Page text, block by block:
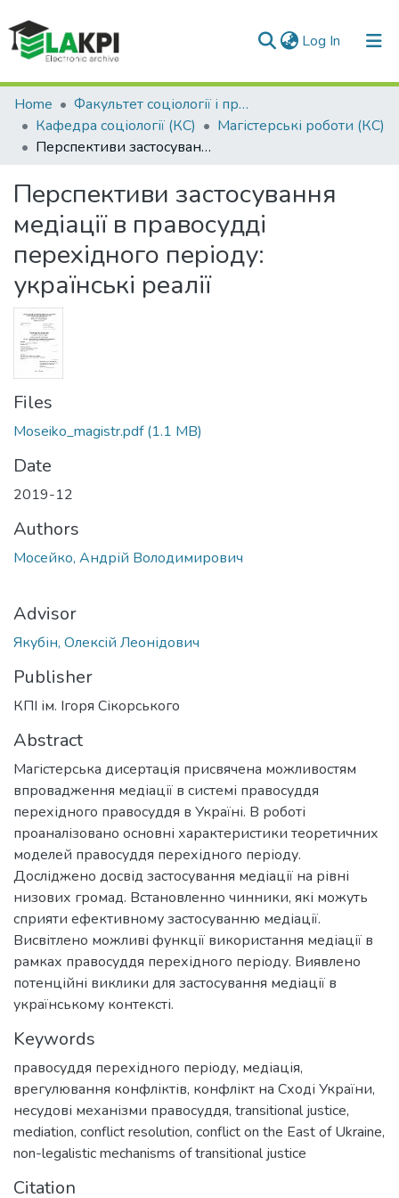
Log In (current)
Communities & Collections
All of DSpace
Home
Факультет соціології і права (ФСП)
Кафедра соціології (КС)
Магістерські роботи (КС)
Перспективи застосування медіації в правосудді перехідного періоду: українські реалії
Перспективи застосування
медіації в правосудді
перехідного періоду:
українські реалії
Files
Moseiko_magistr.pdf(1.1 MB)
Date
2019-12
Authors
Мосейко, Андрій Володимирович
Advisor
Якубін, Олексій Леонідович
Publisher
КПІ ім. Ігоря Сікорського
Abstract
Магістерська дисертація присвячена можливостям
впровадження медіації в системі правосуддя
перехідного правосуддя в Україні. В роботі
проаналізовано основні характеристики теоретичних
моделей правосуддя перехідного періоду.
Досліджено досвід застосування медіації на рівні
низових громад. Встановленно чинники, які можуть
сприяти ефективному застосуванню медіації.
Висвітлено можливі функції використання медіації в
рамках правосуддя перехідного періоду. Виявлено
потенційні виклики для застосування медіації в
українському контексті.
Keywords
правосуддя перехідного періоду, медіація,
врегулювання конфліктів, конфлікт на Сході України,
несудові механізми правосуддя, transitional justice,
mediation, conflict resolution, conflict on the East of Ukraine,
non-legalistic mechanisms of transitional justice
Citation